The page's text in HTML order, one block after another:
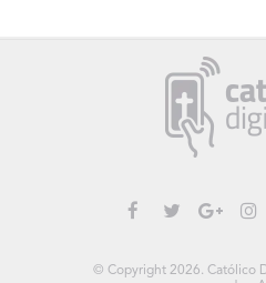
© Copyright 2026. Católico